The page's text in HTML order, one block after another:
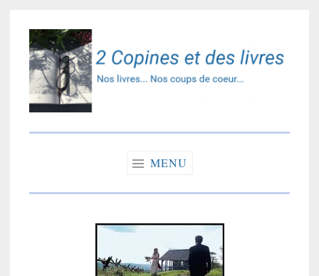
Accéder
au
contenu
principal
2 copines et des
Nos livres… Nos coups de coeur…
MENU